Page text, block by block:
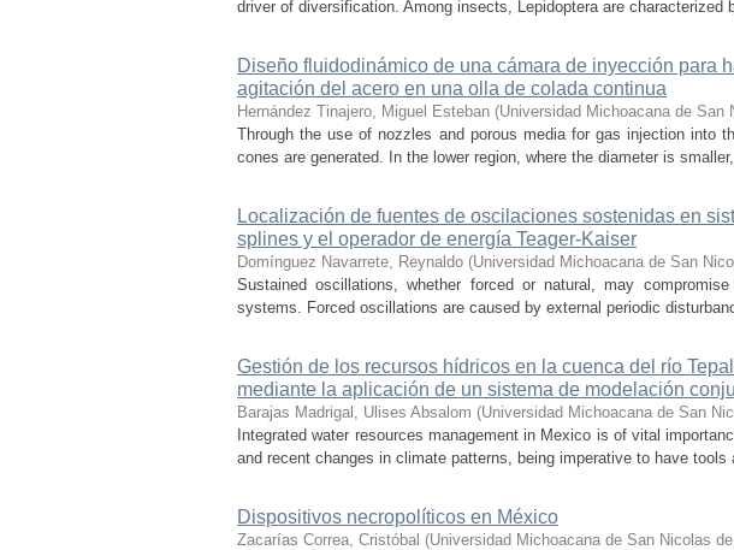
driver of diversification. Among insects, Lepidoptera are characterized
Diseño fluidodinámico de una cámara de inyección para
agitación del acero en una olla de colada continua
Hernández Tinajero, Miguel Esteban (Universidad Michoacana de San
Through the use of nozzles and porous media for gas injection into
cones are generated. In the lower region, where the diameter is
Localización de fuentes de oscilaciones sostenidas en
splines y el operador de energía Teager-Kaiser
Domínguez Navarrete, Reynaldo (Universidad Michoacana de San
Sustained oscillations, whether forced or natural, may
systems. Forced oscillations are caused by external periodic
Gestión de los recursos hídricos en la cuenca del río
mediante la aplicación de un sistema de modelación
Barajas Madrigal, Ulises Absalom (Universidad Michoacana de San
Integrated water resources management in Mexico is of vital
and recent changes in climate patterns, being imperative to have
Dispositivos necropolíticos en México
Zacarías Correa, Cristóbal (Universidad Michoacana de San Nicolas